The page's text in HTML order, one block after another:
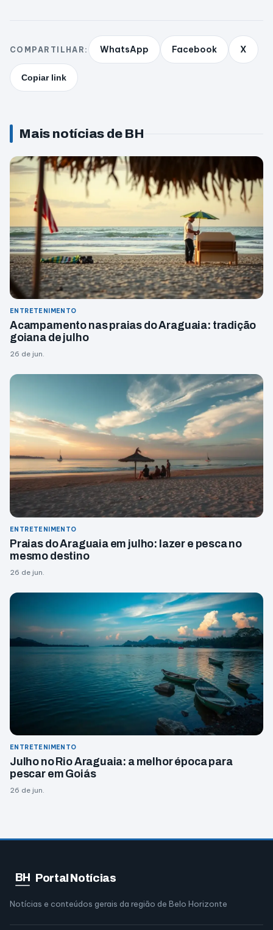
COMPARTILHAR: WhatsApp Facebook X
Copiar link
Mais notícias de BH
ENTRETENIMENTO
Acampamento nas praias do Araguaia: tradição
goiana de julho
26 de jun.
ENTRETENIMENTO
Praias do Araguaia em julho: lazer e pesca no
mesmo destino
26 de jun.
ENTRETENIMENTO
Julho no Rio Araguaia: a melhor época para
pescar em Goiás
26 de jun.
BH Portal Notícias
Notícias e conteúdos gerais da região de Belo Horizonte